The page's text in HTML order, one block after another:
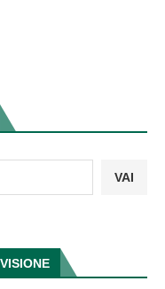
VAI